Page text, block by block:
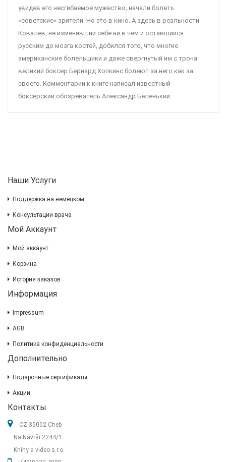
увидев его несгибаемое мужество, начали болеть
«советские» зрители. Но это в кино. А здесь в реальности
Ковалев, не изменивший себе ни в чем и оставшийся
русским до мозга костей, добился того, что многие
американские болельщики и даже свергнутый им с трона
великий боксер Бернард Хопкинс болеют за него как за
своего. Комментарии к книге написал известный
боксерский обозреватель Александр Беленький.
Наши Услуги
Поддержка на немецком
Консультации врача
Мой Аккаунт
Мой аккаунт
Корзина
История заказов
Информация
Impressum
AGB
Политика конфиденциальности
Дополнительно
Подарочные сертификаты
Акции
Контакты
CZ-35002 Cheb
Na Návrší 2244/1
Knihy a video s.r.o.